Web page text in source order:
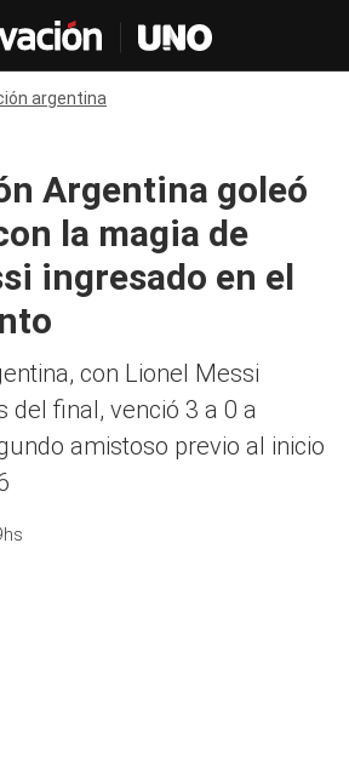
argentina
Argentina goleó
la magia de
ingresado en el
con Lionel Messi
del final, venció 3 a 0 a
amistoso previo al inicio